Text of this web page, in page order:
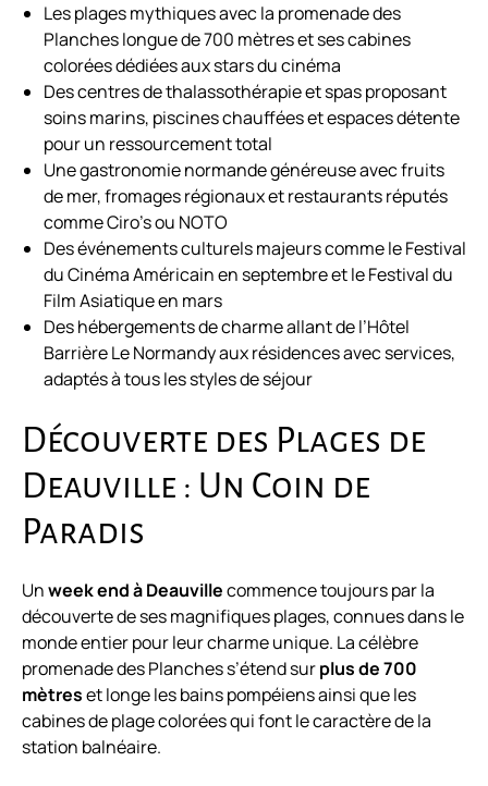
Les plages mythiques avec la promenade des
Planches longue de 700 mètres et ses cabines
colorées dédiées aux stars du cinéma
Des centres de thalassothérapie et spas proposant
soins marins, piscines chauffées et espaces détente
pour un ressourcement total
Une gastronomie normande généreuse avec fruits
de mer, fromages régionaux et restaurants réputés
comme Ciro’s ou NOTO
Des événements culturels majeurs comme le Festival
du Cinéma Américain en septembre et le Festival du
Film Asiatique en mars
Des hébergements de charme allant de l’Hôtel
Barrière Le Normandy aux résidences avec services,
adaptés à tous les styles de séjour
Découverte des Plages de
Deauville : Un Coin de
Paradis
Unweek end à Deauvillecommence toujours par la
découverte de ses magnifiques plages, connues dans le
monde entier pour leur charme unique. La célèbre
promenade des Planches s’étend surplus de 700
mètreset longe les bains pompéiens ainsi que les
cabines de plage colorées qui font le caractère de la
station balnéaire.